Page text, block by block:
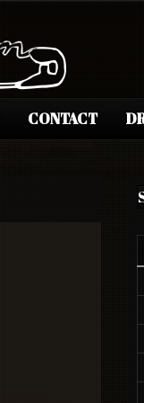
CONTACT